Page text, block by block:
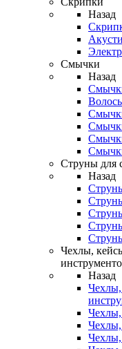
Назад
Смычки
Назад
Струны для
Назад
Чехлы,
Назад
Чехлы,
Чехлы,
Чехлы,